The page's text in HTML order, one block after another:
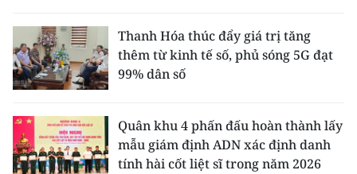
Thanh Hóa thúc đẩy giá trị tăng
thêm từ kinh tế số, phủ sóng 5G đạt
99% dân số
Quân khu 4 phấn đấu hoàn thành lấy
mẫu giám định ADN xác định danh
tính hài cốt liệt sĩ trong năm 2026